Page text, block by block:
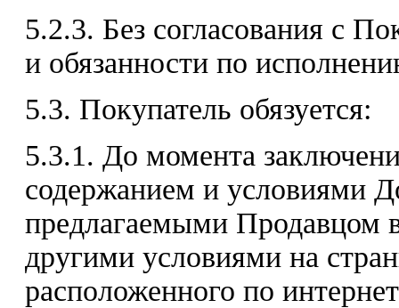
5.2.3. Без согласования с
и обязанности по
5.3. Покупатель обязуется:
5.3.1. До момента
содержанием и условиями
предлагаемыми Продавцом
другими условиями на
расположенного по